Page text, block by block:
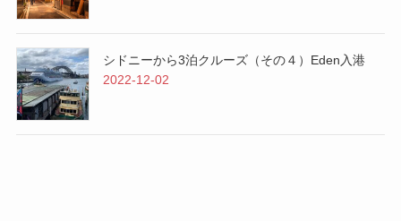
シドニーから3泊クルーズ（その４）Eden入港
2022-12-02